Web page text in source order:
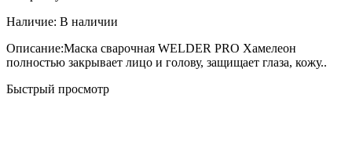
Наличие: В наличии
Описание:Маска сварочная WELDER PRO Хамелеон
полностью закрывает лицо и голову, защищает глаза, кожу..
Быстрый просмотр